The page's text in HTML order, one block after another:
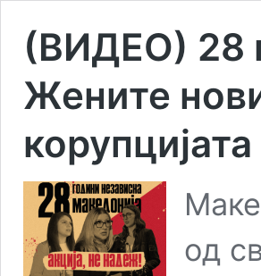
(ВИДЕО) 28
Жените
корупцијата
од